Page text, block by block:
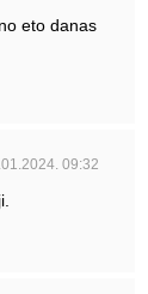
eto danas
09:32